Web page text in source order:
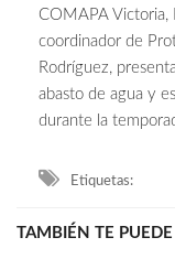
COMAPA Victoria,
coordinador de
Rodríguez,
abasto de agua y
durante la
Etiquetas:
TAMBIÉN TE